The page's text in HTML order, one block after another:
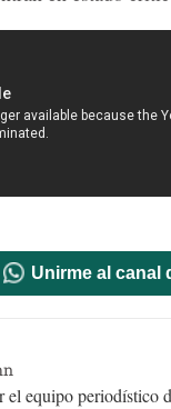
Unirme al canal
el equipo